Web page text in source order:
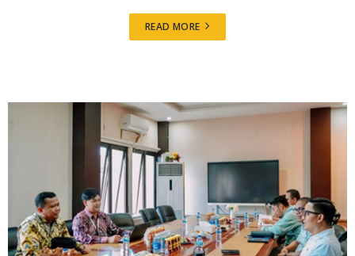
READ MORE